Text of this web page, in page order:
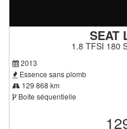
SEAT
1.8 TFSI 180
2013
Essence sans plomb
129 868 km
Boîte séquentielle